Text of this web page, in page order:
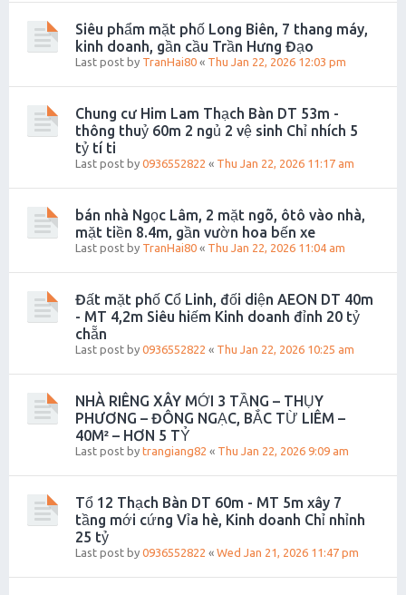
Siêu phẩm mặt phố Long Biên, 7 thang máy,
kinh doanh, gần cầu Trần Hưng Đạo
Last post by TranHai80 « Thu Jan 22, 2026 12:03 pm
Chung cư Him Lam Thạch Bàn DT 53m -
thông thuỷ 60m 2 ngủ 2 vệ sinh Chỉ nhích 5
tỷ tí ti
Last post by 0936552822 « Thu Jan 22, 2026 11:17 am
bán nhà Ngọc Lâm, 2 mặt ngõ, ôtô vào nhà,
mặt tiền 8.4m, gần vườn hoa bến xe
Last post by TranHai80 « Thu Jan 22, 2026 11:04 am
Đất mặt phố Cổ Linh, đối diện AEON DT 40m
- MT 4,2m Siêu hiếm Kinh doanh đỉnh 20 tỷ
chẵn
Last post by 0936552822 « Thu Jan 22, 2026 10:25 am
NHÀ RIÊNG XÂY MỚI 3 TẦNG – THỤY
PHƯƠNG – ĐÔNG NGẠC, BẮC TỪ LIÊM –
40M² – HƠN 5 TỶ
Last post by trangiang82 « Thu Jan 22, 2026 9:09 am
Tổ 12 Thạch Bàn DT 60m - MT 5m xây 7
tầng mới cứng Vỉa hè, Kinh doanh Chỉ nhỉnh
25 tỷ
Last post by 0936552822 « Wed Jan 21, 2026 11:47 pm